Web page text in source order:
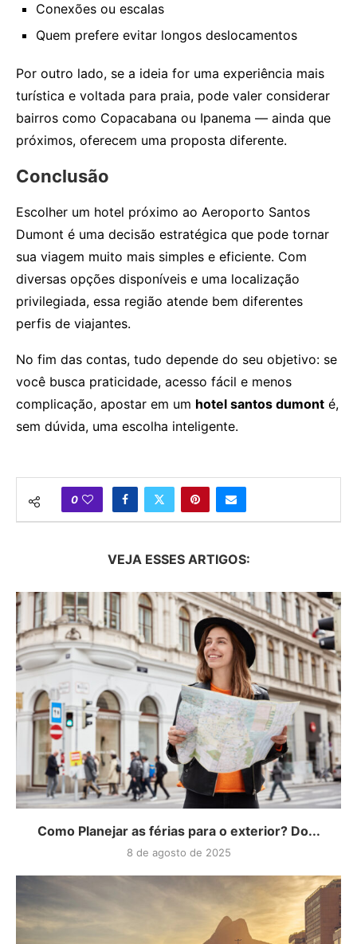
Conexões ou escalas
Quem prefere evitar longos deslocamentos
Por outro lado, se a ideia for uma experiência mais
turística e voltada para praia, pode valer considerar
bairros como Copacabana ou Ipanema — ainda que
próximos, oferecem uma proposta diferente.
Conclusão
Escolher um hotel próximo ao Aeroporto Santos
Dumont é uma decisão estratégica que pode tornar
sua viagem muito mais simples e eficiente. Com
diversas opções disponíveis e uma localização
privilegiada, essa região atende bem diferentes
perfis de viajantes.
No fim das contas, tudo depende do seu objetivo: se
você busca praticidade, acesso fácil e menos
complicação, apostar em um hotel santos dumont é,
sem dúvida, uma escolha inteligente.
0
VEJA ESSES ARTIGOS:
Como Planejar as férias para o exterior? Do...
8 de agosto de 2025